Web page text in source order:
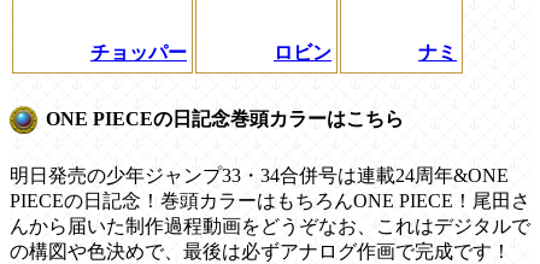
チョッパー ロビン ナミ
ONE PIECEの日記念巻頭カラーはこちら
明日発売の少年ジャンプ33・34合併号は連載24周年&ONE
PIECEの日記念！巻頭カラーはもちろんONE PIECE！尾田さ
んから届いた制作過程動画をどうぞなお、これはデジタルで
の構図や色決めで、最後は必ずアナログ作画で完成です！